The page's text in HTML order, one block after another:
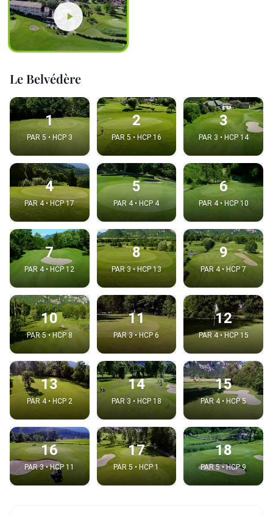
Le Belvédère
1
PAR 5 • HCP 3
2
PAR 5 • HCP 16
3
PAR 3 • HCP 14
4
PAR 4 • HCP 17
5
PAR 4 • HCP 4
6
PAR 4 • HCP 10
7
PAR 4 • HCP 12
8
PAR 3 • HCP 13
9
PAR 4 • HCP 7
10
PAR 5 • HCP 8
11
PAR 3 • HCP 6
12
PAR 4 • HCP 15
13
PAR 4 • HCP 2
14
PAR 3 • HCP 18
15
PAR 4 • HCP 5
16
PAR 3 • HCP 11
17
PAR 5 • HCP 1
18
PAR 5 • HCP 9